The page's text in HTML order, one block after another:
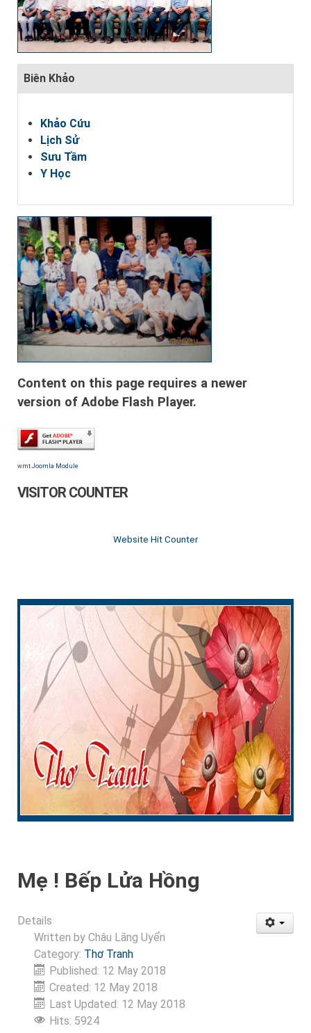
Biên Khảo
Khảo Cứu
Lịch Sử
Sưu Tầm
Y Học
Content on this page requires a newer
version of Adobe Flash Player.
wmt Joomla Module
VISITOR COUNTER
Website Hit Counter
Mẹ ! Bếp Lửa Hồng
Details
Written by Châu Lãng Uyển
Category: Thơ Tranh
Published: 12 May 2018
Created: 12 May 2018
Last Updated: 12 May 2018
Hits: 5924